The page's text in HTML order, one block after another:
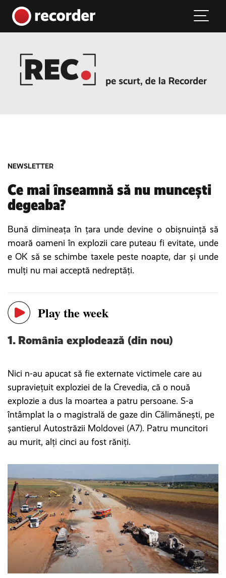
Skip to content
Main Navigation
NEWSLETTER
Ce mai înseamnă să nu muncești
degeaba?
Bună dimineața în țara unde devine o obișnuință să
moară oameni în explozii care puteau fi evitate, unde
e OK să se schimbe taxele peste noapte, dar și unde
mulți nu mai acceptă nedreptăți.
Play the week
1. România explodează (din nou)
Nici n-au apucat să fie externate victimele care au
supraviețuit exploziei de la Crevedia, că o nouă
explozie a dus la moartea a patru persoane. S-a
întâmplat la o magistrală de gaze din Călimănești, pe
șantierul Autostrăzii Moldovei (A7). Patru muncitori
au murit, alți cinci au fost răniți.